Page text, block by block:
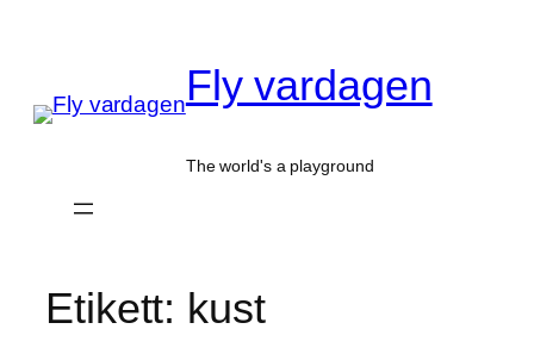
Fly vardagen
The world's a playground
Etikett: kust